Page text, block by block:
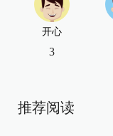
开心
3
推荐阅读